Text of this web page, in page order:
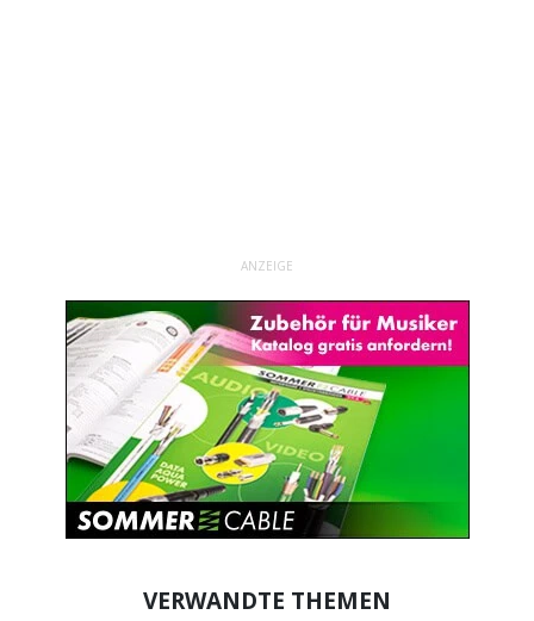
ANZEIGE
VERWANDTE THEMEN